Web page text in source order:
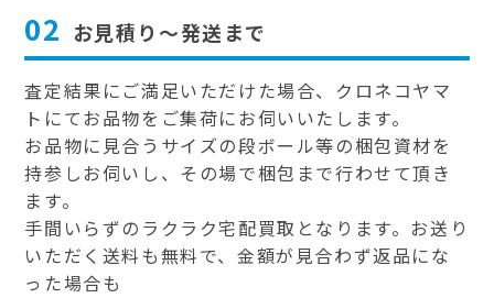
02 お見積り～発送まで
査定結果にご満足いただけた場合、クロネコヤマ
トにてお品物をご集荷にお伺いいたします。
お品物に見合うサイズの段ボール等の梱包資材を
持参しお伺いし、その場で梱包まで行わせて頂き
ます。
手間いらずのラクラク宅配買取となります。お送り
いただく送料も無料で、金額が見合わず返品にな
った場合も